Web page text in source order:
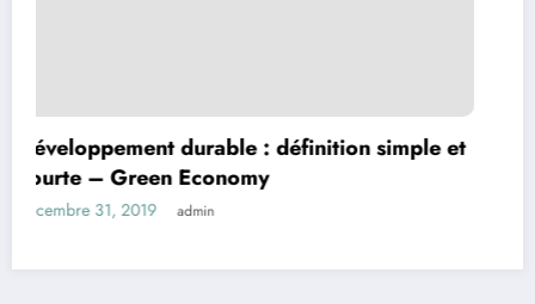
durable : définition simple et
Economy
admin
Energie